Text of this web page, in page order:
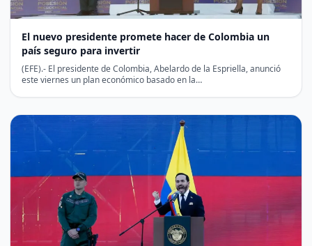
El nuevo presidente promete hacer de Colombia un
país seguro para invertir
(EFE).- El presidente de Colombia, Abelardo de la Espriella, anunció
este viernes un plan económico basado en la…